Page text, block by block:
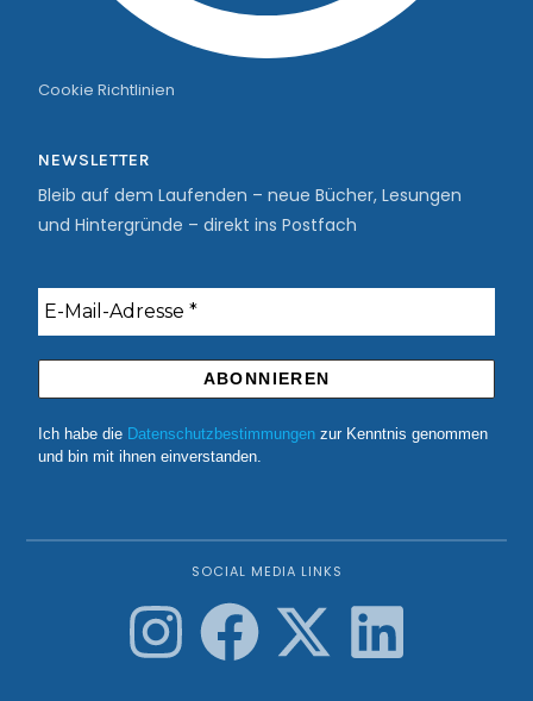
Cookie Richtlinien
NEWSLETTER
Bleib auf dem Laufenden – neue Bücher, Lesungen
und Hintergründe – direkt ins Postfach
Ich habe die Datenschutzbestimmungen zur Kenntnis genommen
und bin mit ihnen einverstanden.
SOCIAL MEDIA LINKS